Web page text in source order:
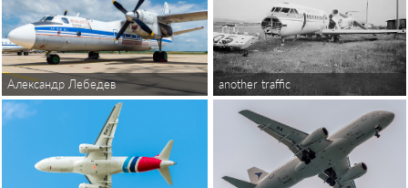
Александр Лебедев another traffic